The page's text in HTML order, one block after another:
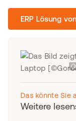
ERP Lösung
Das könnte Sie
Weitere